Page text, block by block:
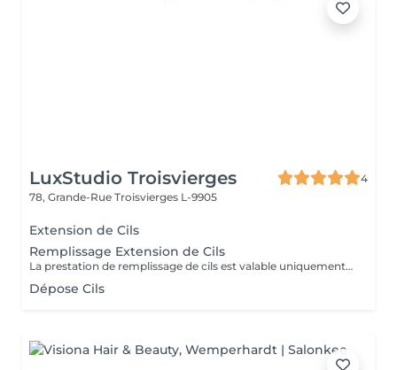
LuxStudio Troisvierges
4
78, Grande-Rue Troisvierges L-9905
Extension de Cils
Remplissage Extension de Cils
La prestation de remplissage de cils est valable uniquement pour les clients ayant réalisé leur première pose chez LuxStudio. Si vous avez fait votre première pose dans un autre salon, vous devrez réserver une pose complète de cils afin de bénéficier de notre garantie, même pour les cils que vous avez déjà.
Dépose Cils